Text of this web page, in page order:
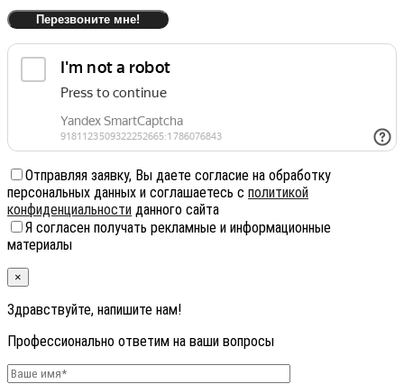
Отправляя заявку, Вы даете согласие на обработку
персональных данных и соглашаетесь с политикой
конфиденциальности данного сайта
Я согласен получать рекламные и информационные
материалы
×
Здравствуйте, напишите нам!
Профессионально ответим на ваши вопросы